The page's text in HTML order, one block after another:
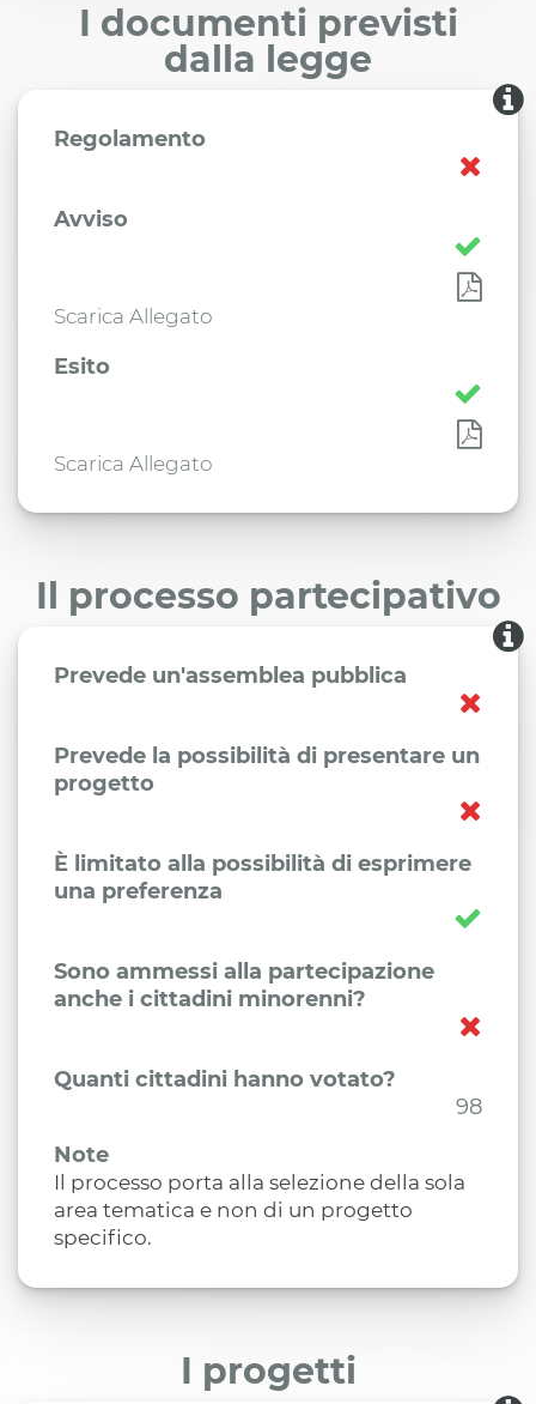
I documenti previsti
dalla legge
Regolamento
Avviso
Scarica Allegato
Esito
Scarica Allegato
Il processo partecipativo
Prevede un'assemblea pubblica
Prevede la possibilità di presentare un
progetto
È limitato alla possibilità di esprimere
una preferenza
Sono ammessi alla partecipazione
anche i cittadini minorenni?
Quanti cittadini hanno votato?
98
Note
Il processo porta alla selezione della sola
area tematica e non di un progetto
specifico.
I progetti